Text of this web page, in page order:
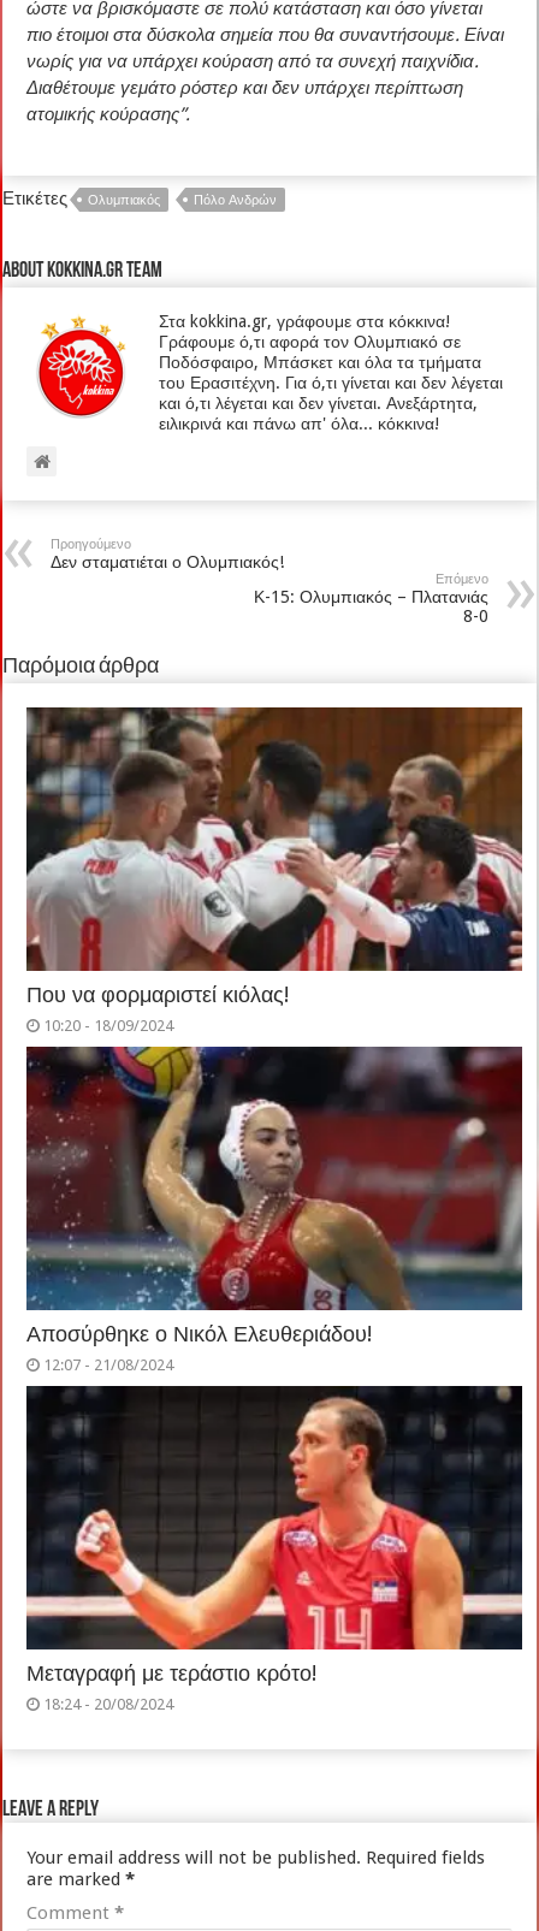
ώστε να βρισκόμαστε σε πολύ κατάσταση και όσο γίνεται
πιο έτοιμοι στα δύσκολα σημεία που θα συναντήσουμε. Είναι
νωρίς για να υπάρχει κούραση από τα συνεχή παιχνίδια.
Διαθέτουμε γεμάτο ρόστερ και δεν υπάρχει περίπτωση
ατομικής κούρασης”.
Ετικέτες Ολυμπιακός Πόλο Ανδρών
About kokkina.gr TEAM
Στα kokkina.gr, γράφουμε στα κόκκινα!
Γράφουμε ό,τι αφορά τον Ολυμπιακό σε
Ποδόσφαιρο, Μπάσκετ και όλα τα τμήματα
του Ερασιτέχνη. Για ό,τι γίνεται και δεν λέγεται
και ό,τι λέγεται και δεν γίνεται. Ανεξάρτητα,
ειλικρινά και πάνω απ' όλα... κόκκινα!
Προηγούμενο
Δεν σταματιέται ο Ολυμπιακός!
Επόμενο
Κ-15: Ολυμπιακός – Πλατανιάς
8-0
Παρόμοια άρθρα
Που να φορμαριστεί κιόλας!
10:20 - 18/09/2024
Αποσύρθηκε ο Νικόλ Ελευθεριάδου!
12:07 - 21/08/2024
Μεταγραφή με τεράστιο κρότο!
18:24 - 20/08/2024
Leave a Reply
Your email address will not be published. Required fields
are marked*
Comment*